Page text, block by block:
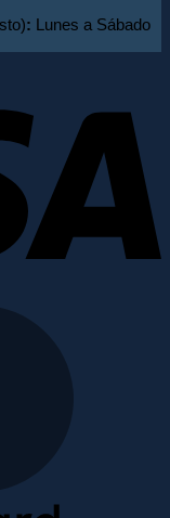
: Lunes a Sábado